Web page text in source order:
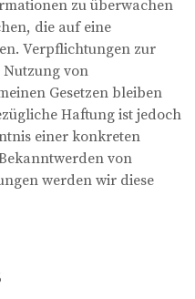
zu überwachen
die auf eine
Verpflichtungen zur
von
Gesetzen bleiben
Haftung ist jedoch
einer konkreten
von
werden wir diese